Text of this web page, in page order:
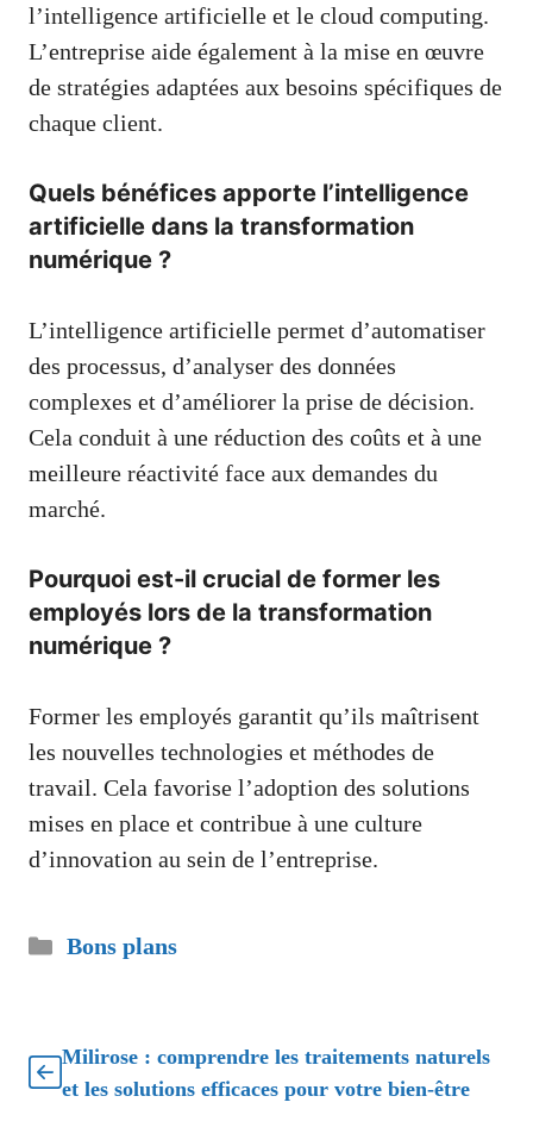
l’intelligence artificielle et le cloud computing.
L’entreprise aide également à la mise en œuvre
de stratégies adaptées aux besoins spécifiques de
chaque client.
Quels bénéfices apporte l’intelligence
artificielle dans la transformation
numérique ?
L’intelligence artificielle permet d’automatiser
des processus, d’analyser des données
complexes et d’améliorer la prise de décision.
Cela conduit à une réduction des coûts et à une
meilleure réactivité face aux demandes du
marché.
Pourquoi est-il crucial de former les
employés lors de la transformation
numérique ?
Former les employés garantit qu’ils maîtrisent
les nouvelles technologies et méthodes de
travail. Cela favorise l’adoption des solutions
mises en place et contribue à une culture
d’innovation au sein de l’entreprise.
Catégories
Bons plans
Milirose : comprendre les traitements naturels
et les solutions efficaces pour votre bien-être